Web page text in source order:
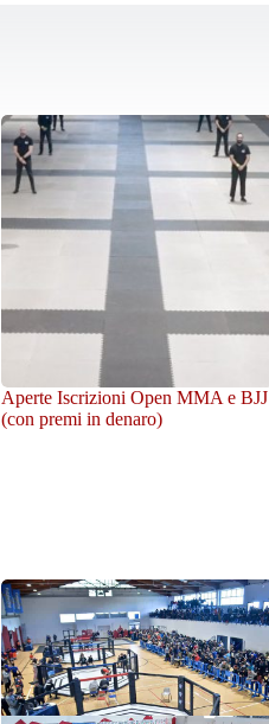
Aperte Iscrizioni Open MMA e BJJ
(con premi in denaro)